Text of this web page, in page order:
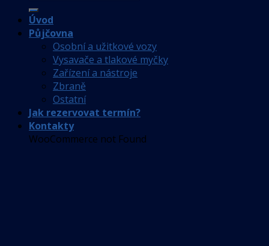
Úvod
Půjčovna
Osobní a užitkové vozy
Vysavače a tlakové myčky
Zařízení a nástroje
Zbraně
Ostatní
Jak rezervovat termín?
Kontakty
WooCommerce not Found